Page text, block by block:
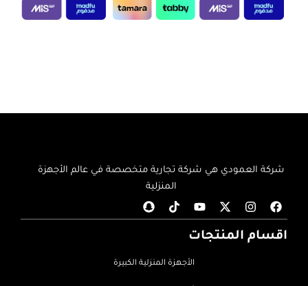
شركة العمودي هي شركة تجارية متخصصة في عالم الأجهزة
المنزلية
اقسام المنتجات
الأجهزة المنزلية الكبيرة